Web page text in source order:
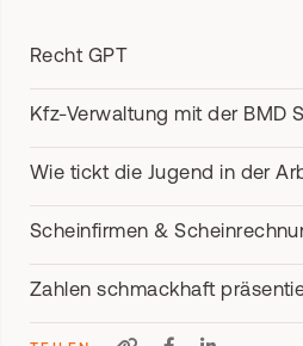
Recht GPT
Kfz-Verwaltung mit der BMD
Wie tickt die Jugend in der
Scheinfirmen &
Zahlen schmackhaft